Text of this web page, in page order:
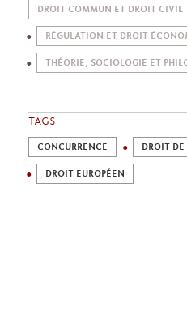
DROIT COMMUN ET DROIT CIVIL
RÉGULATION ET DROIT
THÉORIE, SOCIOLOGIE ET
TAGS
CONCURRENCE DROIT
DROIT EUROPÉEN